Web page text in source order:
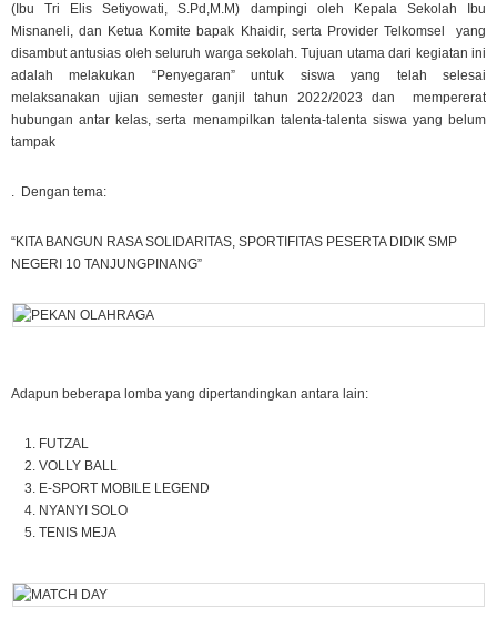
(Ibu Tri Elis Setiyowati, S.Pd,M.M) dampingi oleh Kepala Sekolah Ibu
Misnaneli, dan Ketua Komite bapak Khaidir, serta Provider Telkomsel yang
disambut antusias oleh seluruh warga sekolah. Tujuan utama dari kegiatan ini
adalah melakukan “Penyegaran” untuk siswa yang telah selesai
melaksanakan ujian semester ganjil tahun 2022/2023 dan mempererat
hubungan antar kelas, serta menampilkan talenta-talenta siswa yang belum
tampak
. Dengan tema:
“KITA BANGUN RASA SOLIDARITAS, SPORTIFITAS PESERTA DIDIK SMP
NEGERI 10 TANJUNGPINANG”
Adapun beberapa lomba yang dipertandingkan antara lain:
FUTZAL
VOLLY BALL
E-SPORT MOBILE LEGEND
NYANYI SOLO
TENIS MEJA